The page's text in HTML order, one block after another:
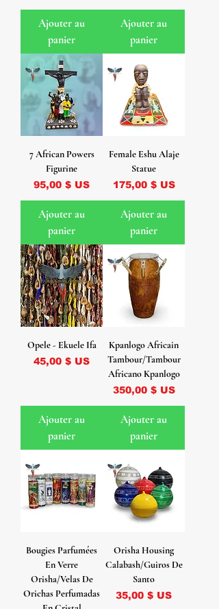
Ajouter au
panier
Ajouter au
panier
7 African Powers
Figurine
Prix
95,00 $ US
Ajouter au
panier
Female Eshu Alaje
Statue
Prix
175,00 $ US
Ajouter au
panier
Opele - Ekuele Ifa
Prix
45,00 $ US
Ajouter au
panier
Kpanlogo Africain
Tambour/Tambour
Africano Kpanlogo
Prix
350,00 $ US
Ajouter au
panier
Bougies Parfumées
En Verre
Orisha/Velas De
Orichas Perfumadas
Orisha Housing
Calabash/Guiros De
Santo
Prix
35,00 $ US